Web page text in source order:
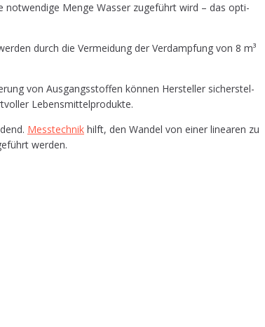
not­wen­di­ge Men­ge Was­ser zuge­führt wird – das opti­
durch die Ver­mei­dung der Ver­damp­fung von 8 m³
von Aus­gangs­stof­fen kön­nen Her­stel­ler sicher­stel­
Lebensmittelprodukte.
Mess­tech­nik hilft, den Wan­del von einer linea­ren zu
werden.